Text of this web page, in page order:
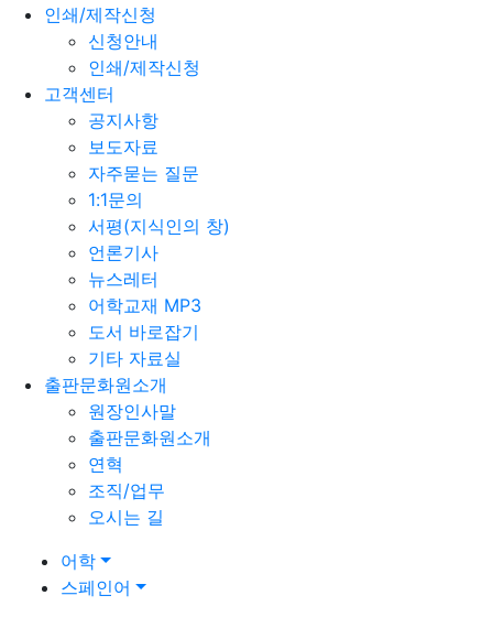
인쇄/제작신청
신청안내
인쇄/제작신청
고객센터
공지사항
보도자료
자주묻는 질문
1:1문의
서평(지식인의 창)
언론기사
뉴스레터
어학교재 MP3
도서 바로잡기
기타 자료실
출판문화원소개
원장인사말
출판문화원소개
연혁
조직/업무
오시는 길
어학
스페인어